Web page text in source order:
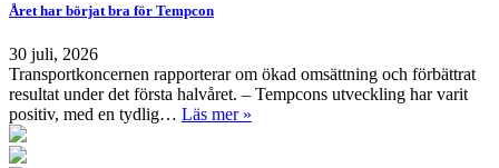
Året har börjat bra för Tempcon
30 juli, 2026
Transportkoncernen rapporterar om ökad omsättning och förbättrat
resultat under det första halvåret. – Tempcons utveckling har varit
positiv, med en tydlig… Läs mer »